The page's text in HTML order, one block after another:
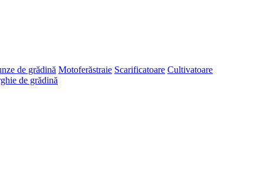
de grădină Motoferăstraie Scarificatoare Cultivatoare
de grădină